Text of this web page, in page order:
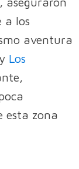
a los
aventura
Los
esta zona